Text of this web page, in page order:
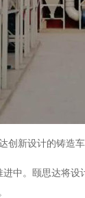
创新设计的铸造
中。颐思达将